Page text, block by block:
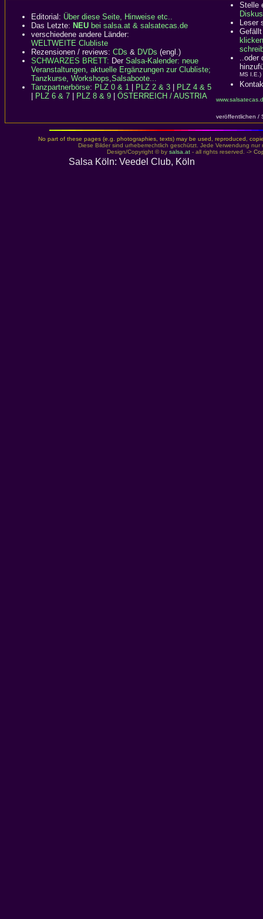
Editorial: Über diese Seite, Hinweise etc..
Das Letzte: NEU bei salsa.at & salsatecas.de
verschiedene andere Länder:
WELTWEITE Clubliste
Rezensionen / reviews: CDs & DVDs (engl.)
SCHWARZES BRETT: Der Salsa-Kalender: neue
Veranstaltungen, aktuelle Ergänzungen zur Clubliste;
Tanzkurse, Workshops,Salsaboote...
Tanzpartnerbörse: PLZ 0 & 1 PLZ 2 & 3
PLZ 4 & 5
PLZ 6 & 7 PLZ 8 & 9 ÖSTERREICH / AUSTRIA
Stelle
Leser
klicken
..oder
MS I.E.)
veröffentlichen /
No part of these pages (e.g. photographies, texts) may be used, reproduced,
Diese Bilder sind urheberrechtlich geschützt. Jede Verwendung
Design/Copyright © by salsa.at - all rights reserved. ->
Salsa Köln: Veedel Club, Köln